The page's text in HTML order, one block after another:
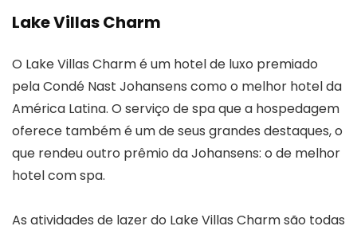
Lake Villas Charm
O Lake Villas Charm é um hotel de luxo premiado
pela Condé Nast Johansens como o melhor hotel da
América Latina. O serviço de spa que a hospedagem
oferece também é um de seus grandes destaques, o
que rendeu outro prêmio da Johansens: o de melhor
hotel com spa.
As atividades de lazer do Lake Villas Charm são todas